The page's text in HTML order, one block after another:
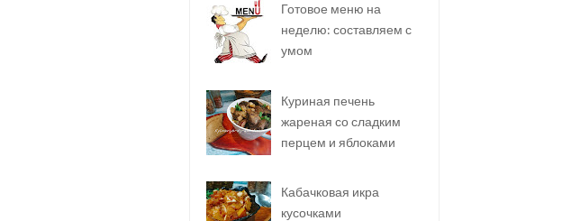
Готовое меню на
неделю: составляем с
умом
Куриная печень
жареная со сладким
перцем и яблоками
Кабачковая икра
кусочками